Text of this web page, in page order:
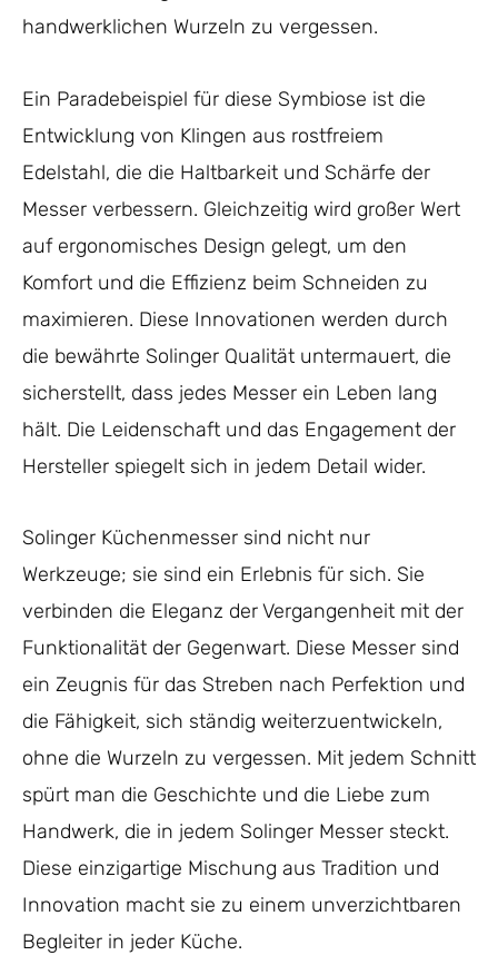
handwerklichen Wurzeln zu vergessen.
Ein Paradebeispiel für diese Symbiose ist die
Entwicklung von Klingen aus rostfreiem
Edelstahl, die die Haltbarkeit und Schärfe der
Messer verbessern. Gleichzeitig wird großer Wert
auf ergonomisches Design gelegt, um den
Komfort und die Effizienz beim Schneiden zu
maximieren. Diese Innovationen werden durch
die bewährte Solinger Qualität untermauert, die
sicherstellt, dass jedes Messer ein Leben lang
hält. Die Leidenschaft und das Engagement der
Hersteller spiegelt sich in jedem Detail wider.
Solinger Küchenmesser sind nicht nur
Werkzeuge; sie sind ein Erlebnis für sich. Sie
verbinden die Eleganz der Vergangenheit mit der
Funktionalität der Gegenwart. Diese Messer sind
ein Zeugnis für das Streben nach Perfektion und
die Fähigkeit, sich ständig weiterzuentwickeln,
ohne die Wurzeln zu vergessen. Mit jedem Schnitt
spürt man die Geschichte und die Liebe zum
Handwerk, die in jedem Solinger Messer steckt.
Diese einzigartige Mischung aus Tradition und
Innovation macht sie zu einem unverzichtbaren
Begleiter in jeder Küche.